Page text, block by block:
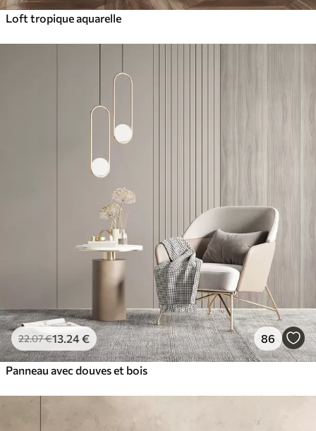
Loft tropique aquarelle
22.07€13 .24€ 86
Panneau avec douves et bois